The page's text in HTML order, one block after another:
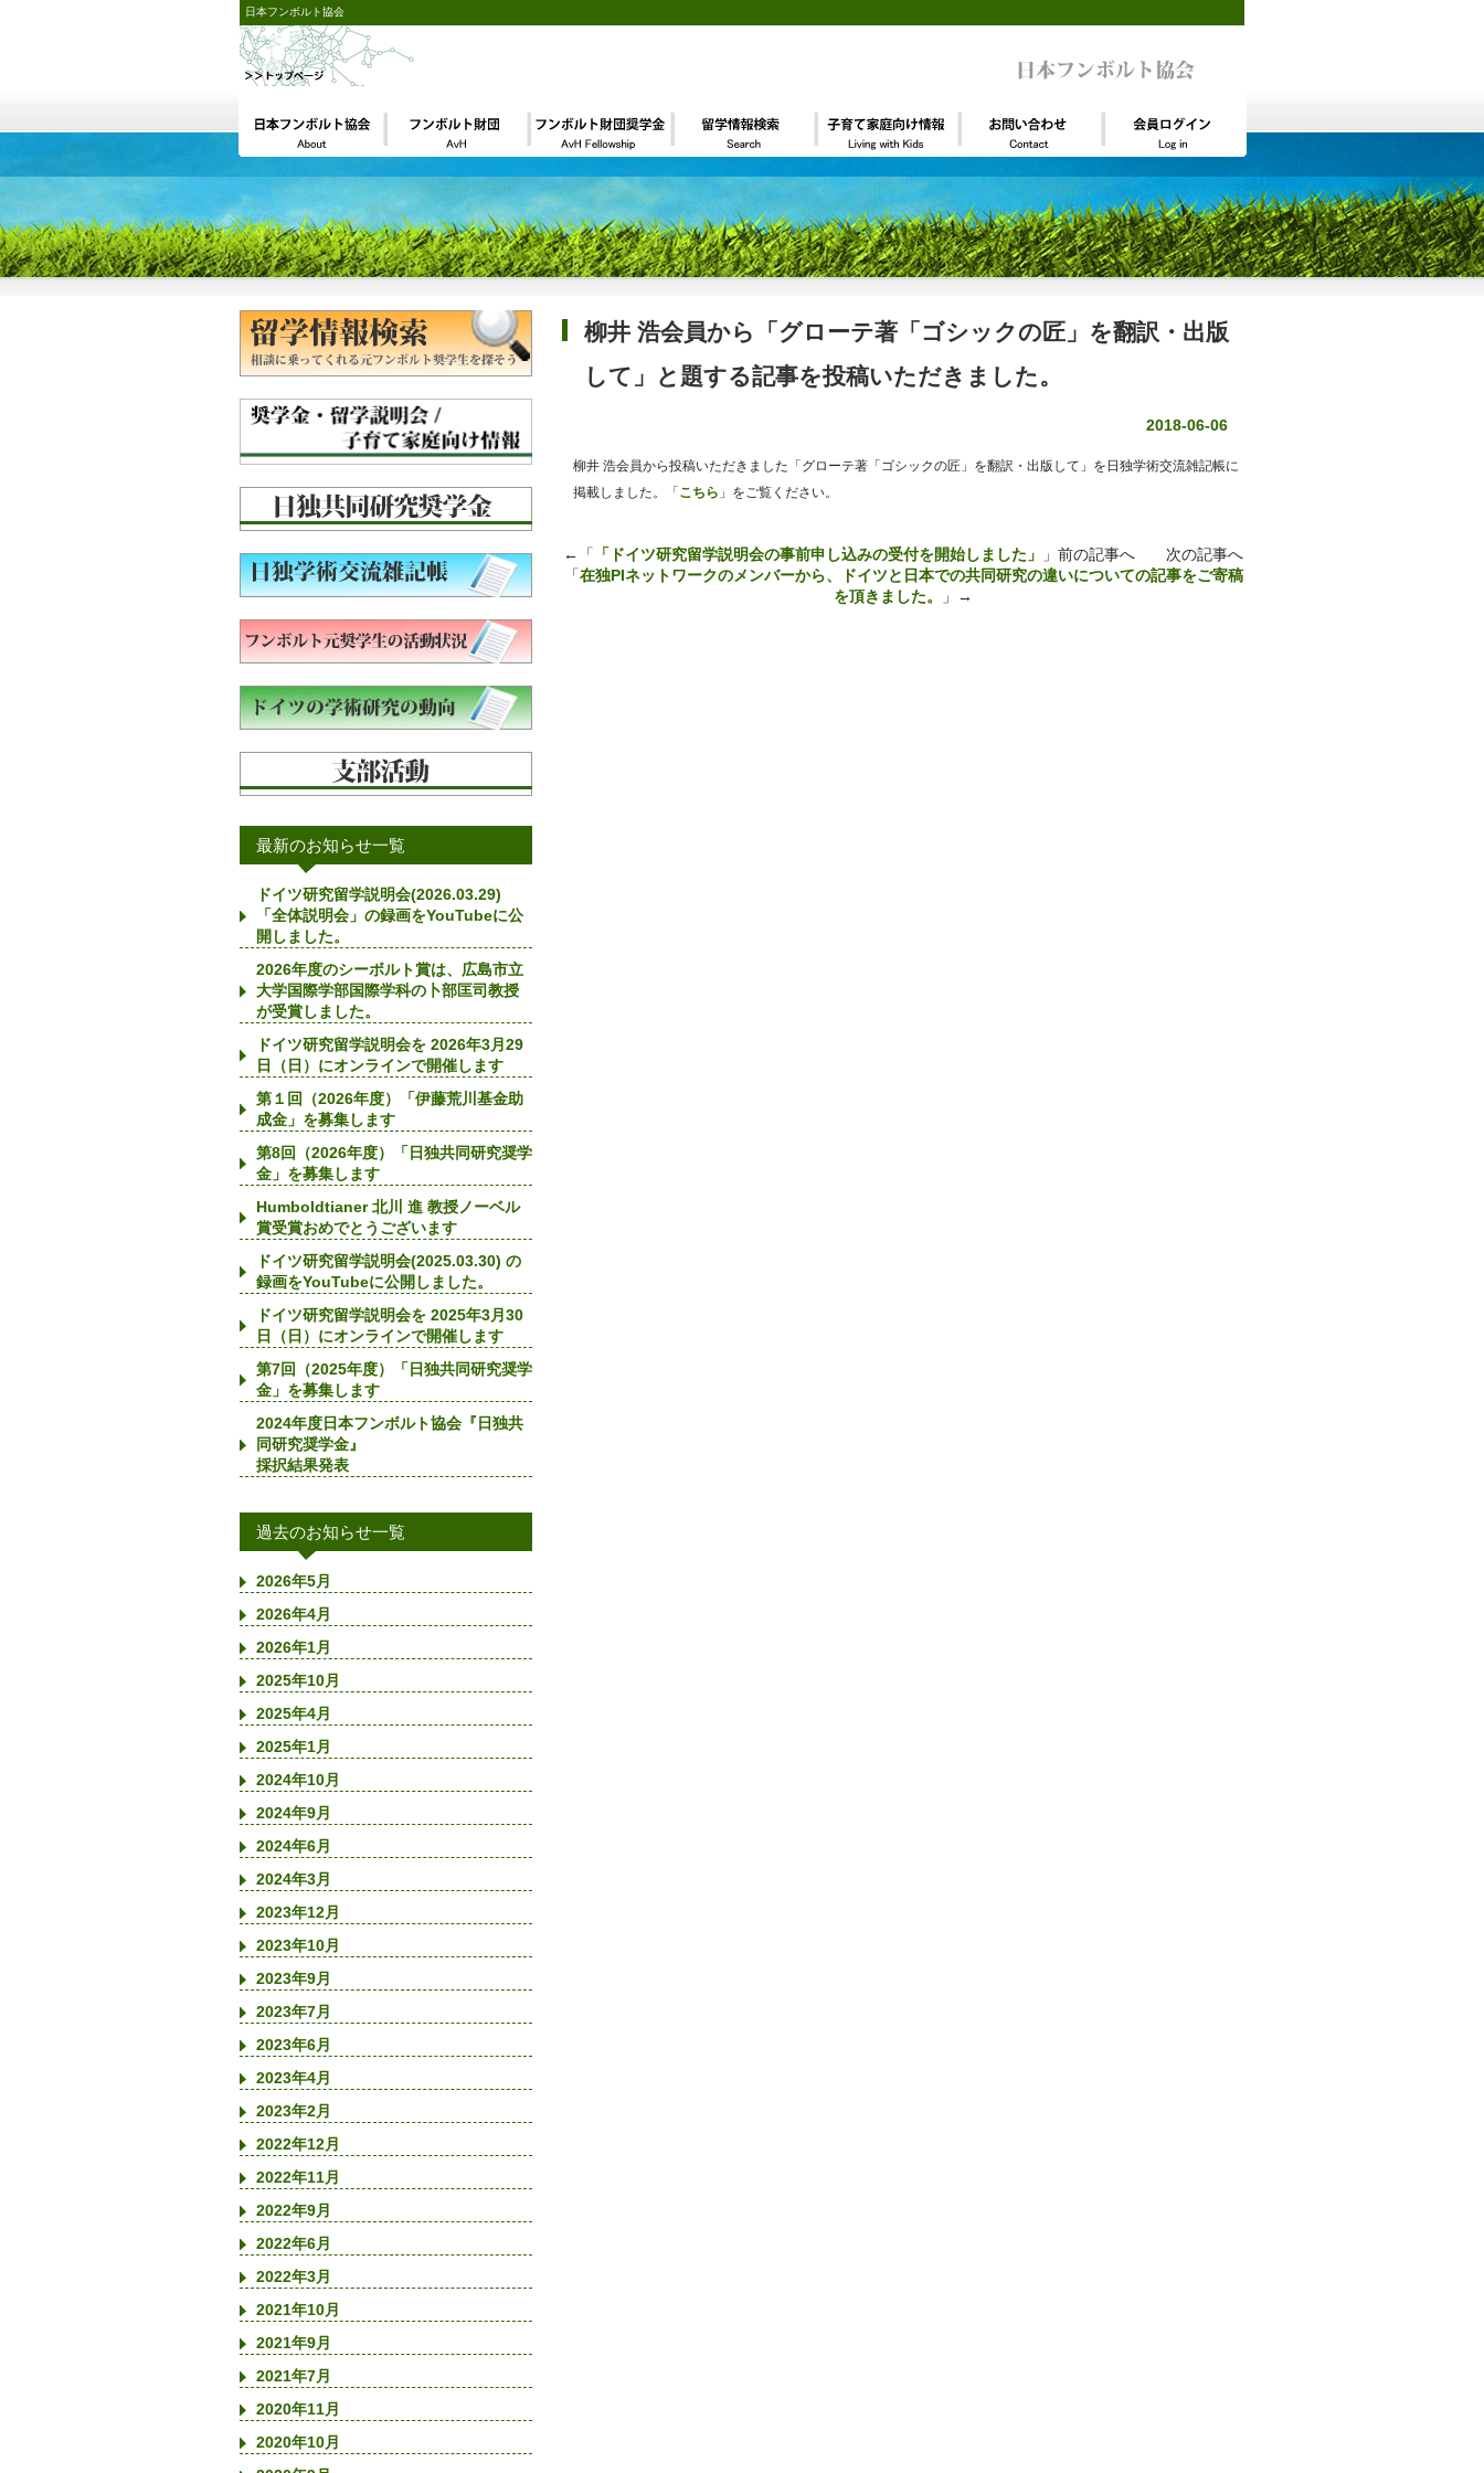
日本フンボルト協会
柳井 浩会員から「グローテ著「ゴシックの匠」を翻訳・出版
して」と題する記事を投稿いただきました。
2018-06-06
柳井 浩会員から投稿いただきました「グローテ著「ゴシックの匠」を翻訳・出版して」を日独学術交流雑記帳に
掲載しました。「 こちら 」をご覧ください。
←「 「ドイツ研究留学説明会の事前申し込みの受付を開始しました」
」前の記事へ 次の記事へ
「在独PIネットワークのメンバーから、ドイツと日本での共同研究の違いについての記事をご寄稿
を頂きました。
」→
最新のお知らせ一覧
ドイツ研究留学説明会(2026.03.29)
「全体説明会」の録画をYouTubeに公
開しました。
2026年度のシーボルト賞は、広島市立
大学国際学部国際学科の卜部匡司教授
が受賞しました。
ドイツ研究留学説明会を 2026年3月29
日（日）にオンラインで開催します
第１回（2026年度）「伊藤荒川基金助
成金」を募集します
第8回（2026年度）「日独共同研究奨学
金」を募集します
Humboldtianer 北川 進 教授ノーベル
賞受賞おめでとうございます
ドイツ研究留学説明会(2025.03.30) の
録画をYouTubeに公開しました。
ドイツ研究留学説明会を 2025年3月30
日（日）にオンラインで開催します
第7回（2025年度）「日独共同研究奨学
金」を募集します
2024年度日本フンボルト協会『日独共
同研究奨学金』
採択結果発表
過去のお知らせ一覧
2026年5月
2026年4月
2026年1月
2025年10月
2025年4月
2025年1月
2024年10月
2024年9月
2024年6月
2024年3月
2023年12月
2023年10月
2023年9月
2023年7月
2023年6月
2023年4月
2023年2月
2022年12月
2022年11月
2022年9月
2022年6月
2022年3月
2021年10月
2021年9月
2021年7月
2020年11月
2020年10月